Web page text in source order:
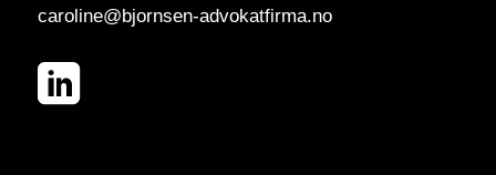
caroline@bjornsen-advokatfirma.no